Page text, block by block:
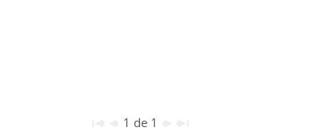
1 de 1